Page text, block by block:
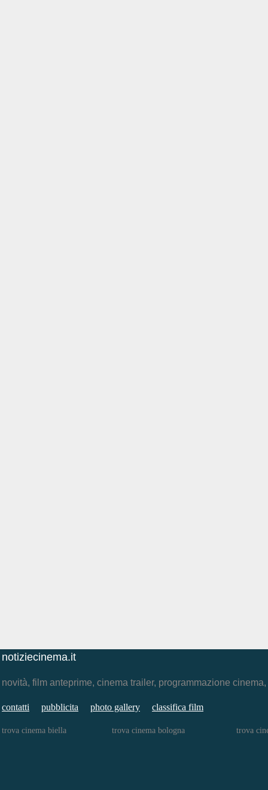
notiziecinema.it
novità, film anteprime, cinema trailer, programmazione
contatti pubblicita photo gallery classifica film
trova cinema biella trova cinema bologna trova